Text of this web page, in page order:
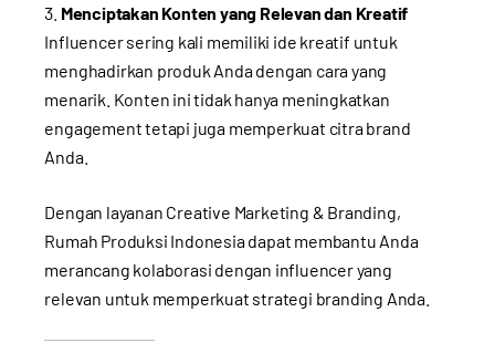
Menciptakan Konten yang Relevan dan Kreatif
Influencer sering kali memiliki ide kreatif untuk
menghadirkan produk Anda dengan cara yang
menarik. Konten ini tidak hanya meningkatkan
engagement tetapi juga memperkuat citra brand
Anda.
Dengan layanan Creative Marketing & Branding,
Rumah Produksi Indonesia dapat membantu Anda
merancang kolaborasi dengan influencer yang
relevan untuk memperkuat strategi branding Anda.